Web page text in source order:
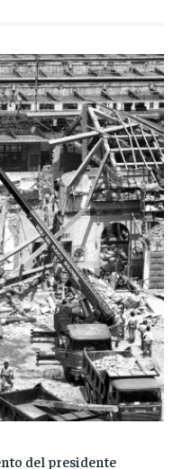
del presidente